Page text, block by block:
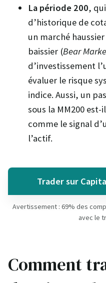
La période 200,
d’historique de
un marché
baissier (Bear
d’investissement
évaluer le risque
indice. Aussi, un
sous la MM200
comme le signal
l’actif.
Trader sur
Avertissement : 69% des
avec le
Comment